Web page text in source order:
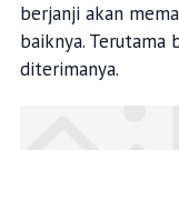
berjanji akan
baiknya. Terutama
diterimanya.